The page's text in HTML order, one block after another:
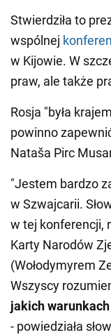
Stwierdziła to
wspólnej
w Kijowie. W
praw, ale także
Rosja "była
powinno
Nataša Pirc
"Jestem bardzo
w Szwajcarii.
w tej konferencji,
Karty Narodów
(Wołodymyrem
Wszyscy
jakich
- powiedziała